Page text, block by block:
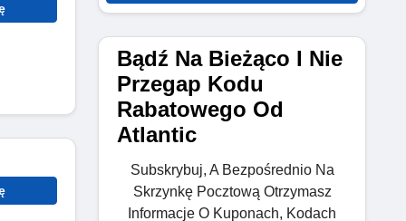
Bądź Na Bieżąco I Nie
Przegap Kodu
Rabatowego Od
Atlantic
Subskrybuj, A Bezpośrednio Na
Skrzynkę Pocztową Otrzymasz
Informacje O Kuponach, Kodach